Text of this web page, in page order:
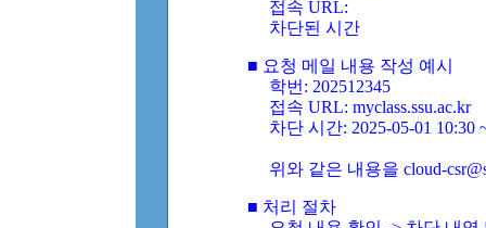
접속 URL:
차단된 시간
■ 요청 메일 내용 작성 예시
학번: 202512345
접속 URL: myclass.ssu.ac.kr
차단 시간: 2025-05-01 10:30
위와 같은 내용을 cloud-
■ 처리 절차